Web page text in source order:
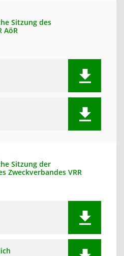
Sitzung des
AöR
Sitzung der
Zweckverbandes VRR